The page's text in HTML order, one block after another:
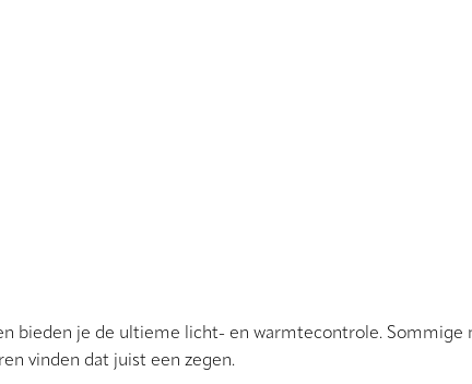
bieden je de ultieme licht- en warmtecontrole. Sommige
vinden dat juist een zegen.